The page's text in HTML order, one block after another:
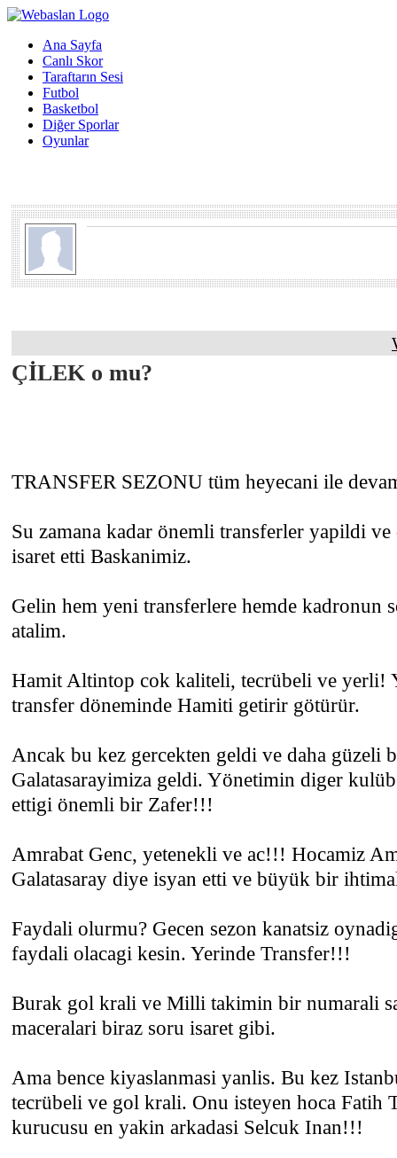
Ana Sayfa
Canlı Skor
Taraftarın Sesi
Futbol
Basketbol
Diğer Sporlar
Oyunlar
ÇİLEK o mu?
TRANSFER SEZONU tüm heyecani ile
Su zamana kadar önemli transferler yapildi
isaret etti Baskanimiz.
Gelin hem yeni transferlere hemde kadronun
atalim.
Hamit Altintop cok kaliteli, tecrübeli ve yerli!
transfer döneminde Hamiti getirir götürür.
Ancak bu kez gercekten geldi ve daha güzeli
Galatasarayimiza geldi. Yönetimin diger
ettigi önemli bir Zafer!!!
Amrabat Genc, yetenekli ve ac!!! Hocamiz
Galatasaray diye isyan etti ve büyük bir
Faydali olurmu? Gecen sezon kanatsiz
faydali olacagi kesin. Yerinde Transfer!!!
Burak gol krali ve Milli takimin bir numarali
maceralari biraz soru isaret gibi.
Ama bence kiyaslanmasi yanlis. Bu kez
tecrübeli ve gol krali. Onu isteyen hoca Fatih
kurucusu en yakin arkadasi Selcuk Inan!!!